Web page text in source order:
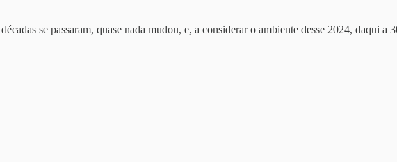
se passaram, quase nada mudou, e, a considerar o ambiente desse 2024, daqui